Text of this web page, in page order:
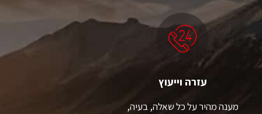
עזרה וייעוץ
מענה מהיר על כל שאלה, בעיה,